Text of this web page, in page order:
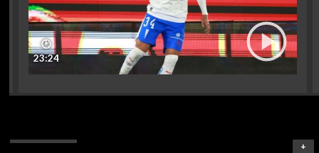
🕑
23:24
+